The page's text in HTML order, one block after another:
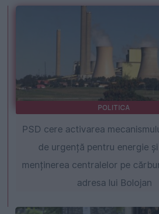
POLITICA
PSD cere activarea
de urgență pentru energie
menținerea centralelor pe
adresa lui Bolojan